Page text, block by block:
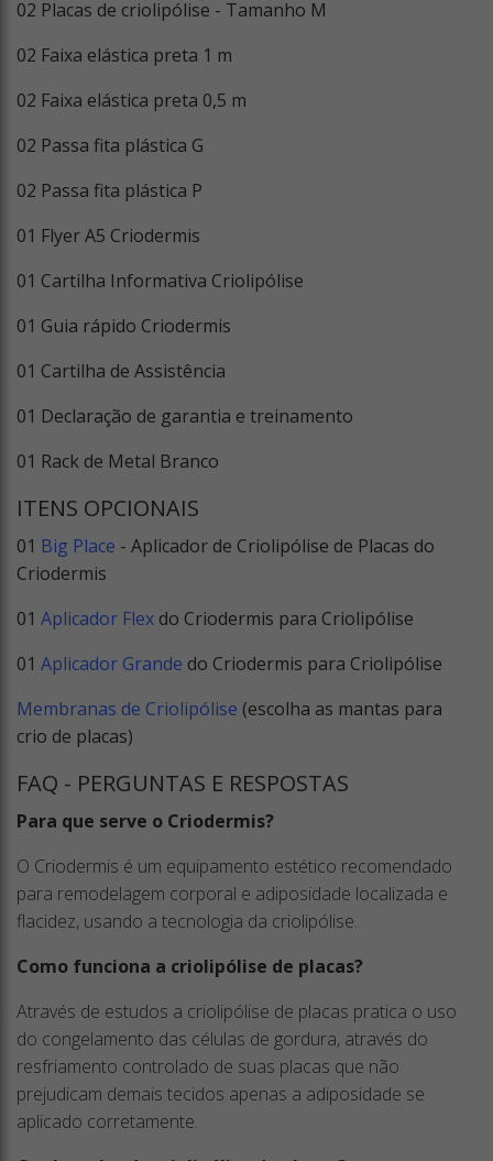
02 Placas de criolipólise - Tamanho M
02 Faixa elástica preta 1 m
02 Faixa elástica preta 0,5 m
02 Passa fita plástica G
02 Passa fita plástica P
01 Flyer A5 Criodermis
01 Cartilha Informativa Criolipólise
01 Guia rápido Criodermis
01 Cartilha de Assistência
01 Declaração de garantia e treinamento
01 Rack de Metal Branco
ITENS OPCIONAIS
01 Big Place - Aplicador de Criolipólise de Placas do
Criodermis
01 Aplicador Flex do Criodermis para Criolipólise
01 Aplicador Grande do Criodermis para Criolipólise
Membranas de Criolipólise (escolha as mantas para
crio de placas)
FAQ - PERGUNTAS E RESPOSTAS
Para que serve o Criodermis?
O Criodermis é um equipamento estético recomendado
para remodelagem corporal e adiposidade localizada e
flacidez, usando a tecnologia da criolipólise.
Como funciona a criolipólise de placas?
Através de estudos a criolipólise de placas pratica o uso
do congelamento das células de gordura, através do
resfriamento controlado de suas placas que não
prejudicam demais tecidos apenas a adiposidade se
aplicado corretamente.